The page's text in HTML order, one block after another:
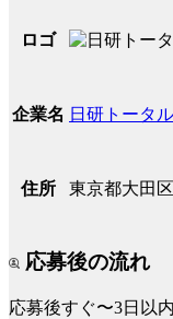
ロゴ
企業名 日研トータ
住所 東京都大田
応募後の流れ
応募後すぐ〜3日以